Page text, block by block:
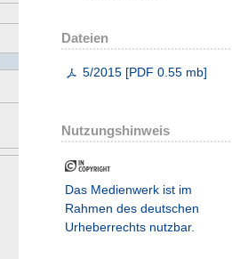
Dateien
5/2015 [PDF 0.55 mb]
Nutzungshinweis
Das Medienwerk ist im
Rahmen des deutschen
Urheberrechts nutzbar.